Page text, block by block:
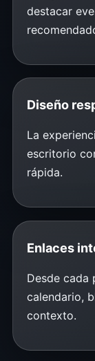
destacar
Diseño
La
escritorio
rápida.
Enlaces
Desde cada
calendario,
contexto.